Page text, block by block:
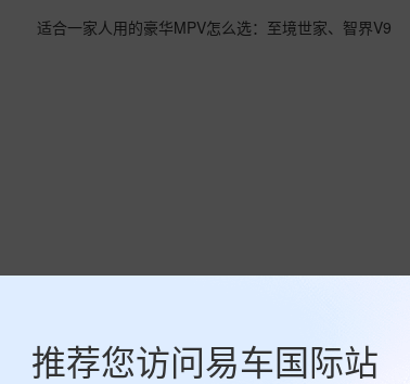
推荐您访问易车国际站
适合一家人用的豪华MPV怎么选：至境世家、智界V9